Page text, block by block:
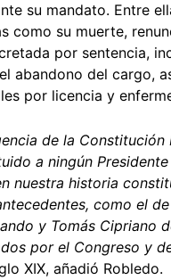
su mandato. Entre
como su muerte,
por sentencia,
abandono del cargo,
por licencia y
de la Constitución
a ningún
nuestra historia
como el
y Tomás Cipriano
por el Congreso y
XIX, añadió Robledo.